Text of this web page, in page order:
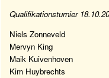
Qualifikationsturnier
Niels Zonneveld
Mervyn King
Maik Kuivenhoven
Kim Huybrechts